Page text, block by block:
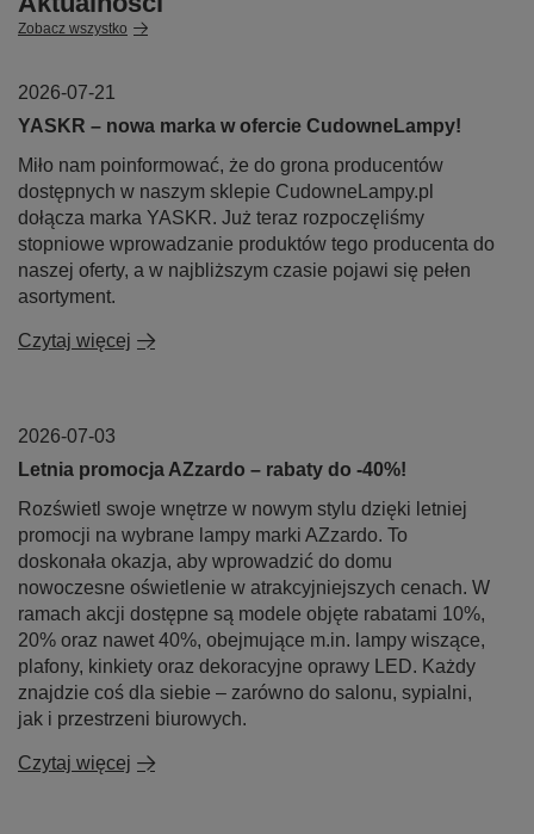
Zobacz wszystko
2026-07-21
YASKR – nowa marka w ofercie CudowneLampy!
Miło nam poinformować, że do grona producentów
dostępnych w naszym sklepie CudowneLampy.pl
dołącza marka YASKR. Już teraz rozpoczęliśmy
stopniowe wprowadzanie produktów tego producenta do
naszej oferty, a w najbliższym czasie pojawi się pełen
asortyment.
Czytaj więcej
2026-07-03
Letnia promocja AZzardo – rabaty do -40%!
Rozświetl swoje wnętrze w nowym stylu dzięki letniej
promocji na wybrane lampy marki AZzardo. To
doskonała okazja, aby wprowadzić do domu
nowoczesne oświetlenie w atrakcyjniejszych cenach. W
ramach akcji dostępne są modele objęte rabatami 10%,
20% oraz nawet 40%, obejmujące m.in. lampy wiszące,
plafony, kinkiety oraz dekoracyjne oprawy LED. Każdy
znajdzie coś dla siebie – zarówno do salonu, sypialni,
jak i przestrzeni biurowych.
Czytaj więcej